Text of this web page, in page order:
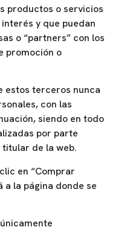
productos o servicios
y que puedan
o “partners” con los
promoción o
estos terceros nunca
con las
siendo en todo
por parte
titular de la web.
en “Comprar
a la página donde se